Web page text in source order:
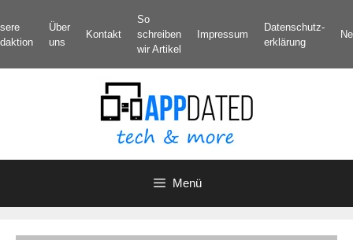
Inhalt
springen
Über
uns
Kontakt
So
schreiben
wir Artikel
Impressum
Datenschutz­
erklärung
Menü